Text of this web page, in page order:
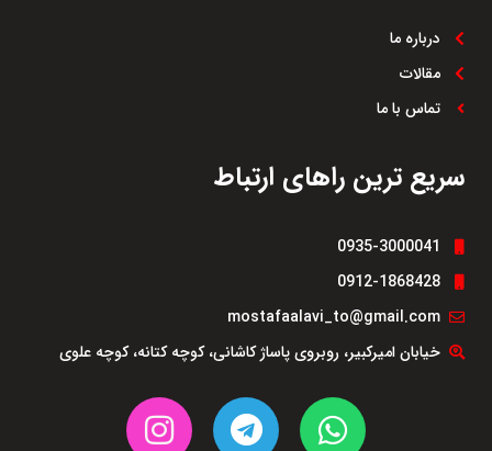
درباره ما
مقالات
تماس با ما
سریع ترین راهای ارتباط
0935-3000041
0912-1868428
mostafaalavi_to@gmail.com
خیابان امیرکبیر، روبروی پاساژ کاشانی، کوچه کتانه، کوچه علوی